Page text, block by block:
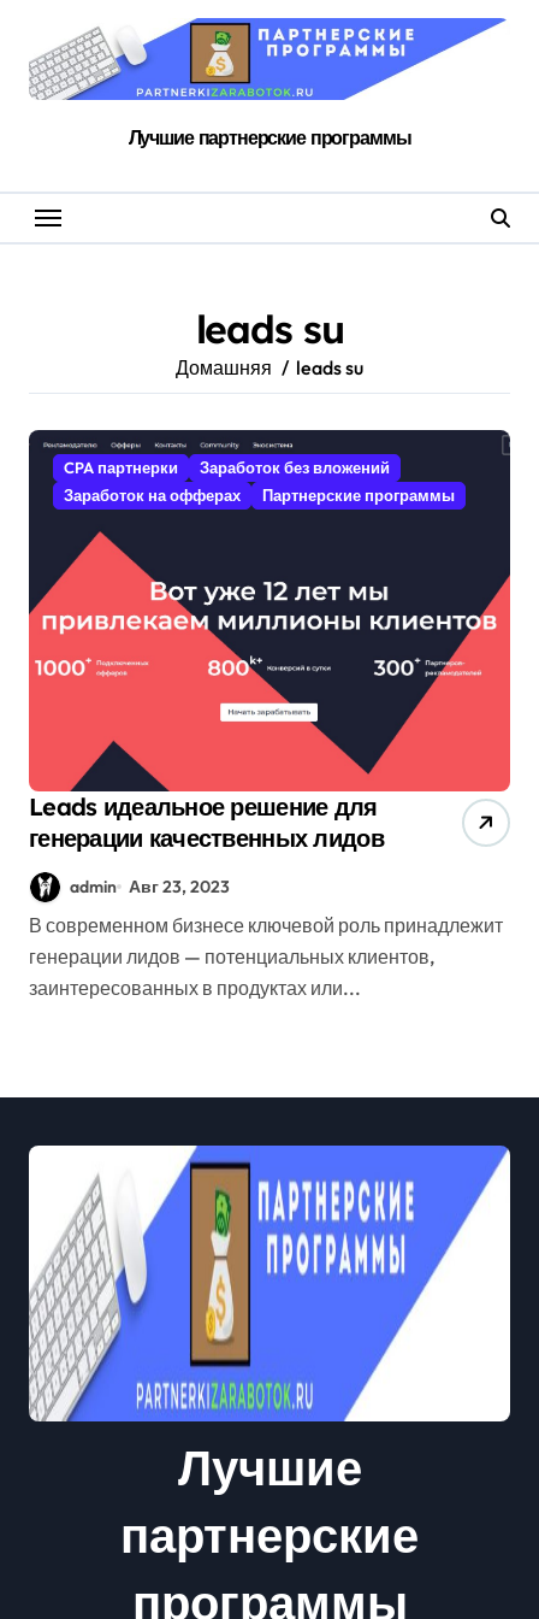
содержанию
Лучшие партнерские программы
leads su
Домашняя leads su
CPA партнерки
Заработок без вложений
Заработок на офферах
Партнерские программы
Leads идеальное решение для
генерации качественных лидов
admin Авг 23, 2023
В современном бизнесе ключевой роль принадлежит
генерации лидов — потенциальных клиентов,
заинтересованных в продуктах или...
Лучшие
партнерские
программы